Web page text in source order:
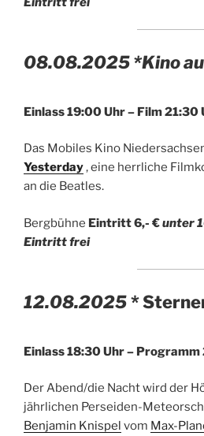
08.08.2025 *Kino
Einlass19:00 Uhr – Film 21:30
Das Mobiles Kino
Yesterday, eine herrliche
an die Beatles.
Bergbühne Eintritt 6,- €unter
Eintritt frei
12.08.2025*
Einlass 18:30 Uhr –
Der Abend/die Nacht wird der
jährlichen Perseiden-
Benjamin Knispel vom Max-